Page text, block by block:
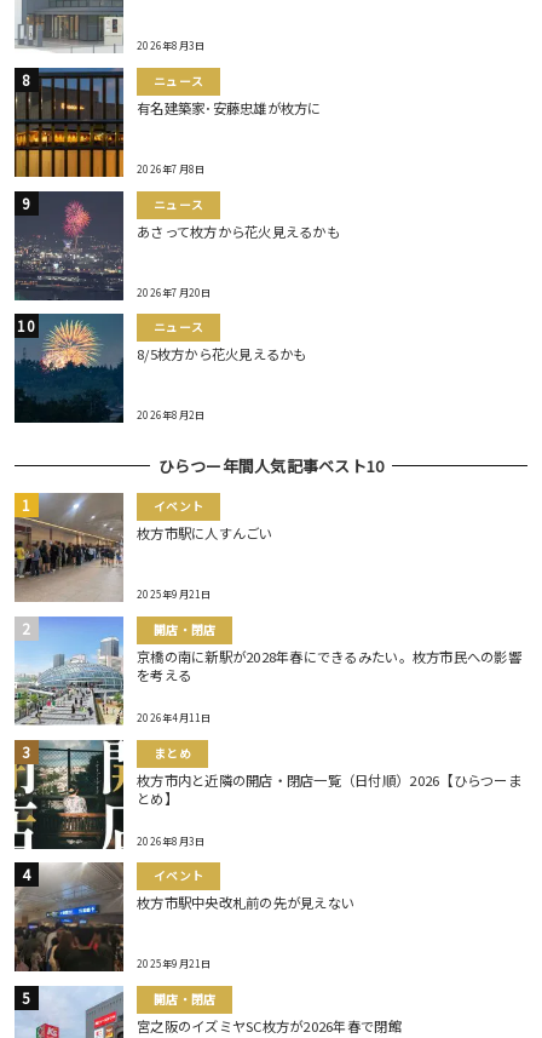
2026年8月3日
ニュース
有名建築家･安藤忠雄が枚方に
2026年7月8日
ニュース
あさって枚方から花火見えるかも
2026年7月20日
ニュース
8/5枚方から花火見えるかも
2026年8月2日
ひらつー年間人気記事ベスト10
イベント
枚方市駅に人すんごい
2025年9月21日
開店・閉店
京橋の南に新駅が2028年春にできるみたい。枚方市民への影響
を考える
2026年4月11日
まとめ
枚方市内と近隣の開店・閉店一覧（日付順）2026【ひらつーま
とめ】
2026年8月3日
イベント
枚方市駅中央改札前の先が見えない
2025年9月21日
開店・閉店
宮之阪のイズミヤSC枚方が2026年春で閉館